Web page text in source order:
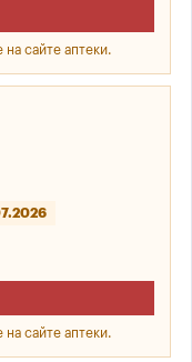
на сайте аптеки.
на сайте аптеки.